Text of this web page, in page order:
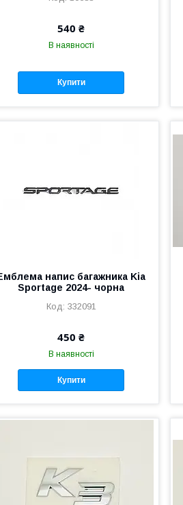
540 ₴
В наявності
Купити
напис багажника Kia
Sportage 2024- чорна
332091
450 ₴
В наявності
Купити